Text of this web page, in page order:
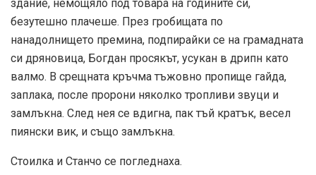
здание, немощяло под товара на годините си,
безутешно плачеше. През гробищата по
нанадолнището премина, подпирайки се на грамадната
си дряновица, Богдан просякът, усукан в дрипн като
валмо. В срещната кръчма тъжовно пропище гайда,
заплака, после пророни няколко тропливи звуци и
замлъкна. След нея се вдигна, пак тъй кратък, весел
пиянски вик, и също замлъкна.
Стоилка и Станчо се погледнаха.